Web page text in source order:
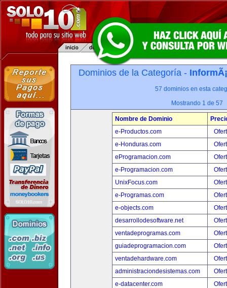
Dominios de la Categoría -
57 dominios en esta
Mostrando 1 de 57
Nombre de Dominio
e-Productos.com
e-Honduras.com
eProgramacion.com
e-Programacion.com
UnixFocus.com
e-Programas.com
e-objects.com
desarrollodesoftware.net
ventadeprogramas.com
guiadeprogramacion.com
ventadehardware.com
administraciondesistemas.com
e-datacenter.com